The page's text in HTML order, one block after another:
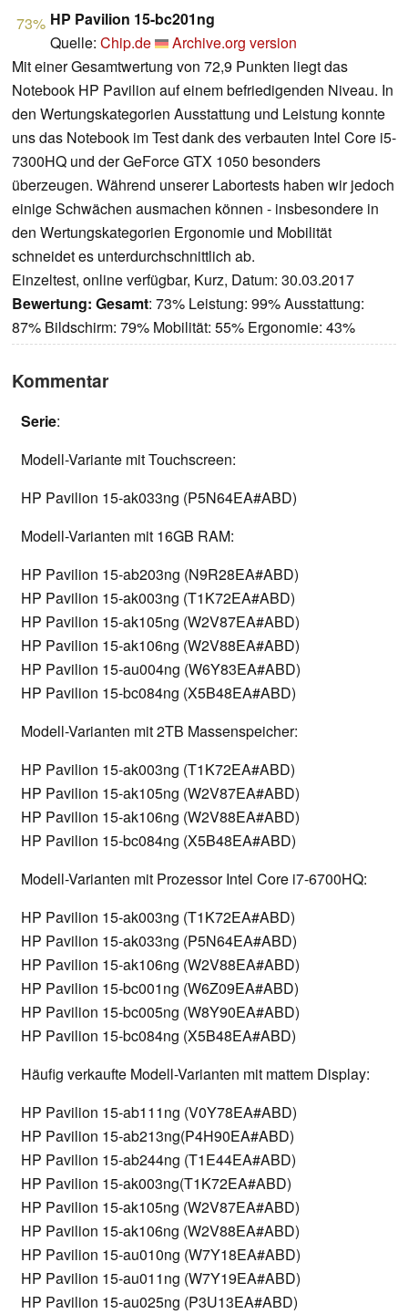
73% HP Pavilion 15-bc201ng
Quelle: Chip.de
Archive.org version
Mit einer Gesamtwertung von 72,9 Punkten liegt das
Notebook HP Pavilion auf einem befriedigenden Niveau. In
den Wertungskategorien Ausstattung und Leistung konnte
uns das Notebook im Test dank des verbauten Intel Core i5-
7300HQ und der GeForce GTX 1050 besonders
überzeugen. Während unserer Labortests haben wir jedoch
einige Schwächen ausmachen können - insbesondere in
den Wertungskategorien Ergonomie und Mobilität
schneidet es unterdurchschnittlich ab.
Einzeltest, online verfügbar, Kurz, Datum: 30.03.2017
Bewertung: Gesamt: 73% Leistung: 99% Ausstattung:
87% Bildschirm: 79% Mobilität: 55% Ergonomie: 43%
Kommentar
Serie:
Modell-Variante mit Touchscreen:
HP Pavilion 15-ak033ng (P5N64EA#ABD)
Modell-Varianten mit 16GB RAM:
HP Pavilion 15-ab203ng (N9R28EA#ABD)
HP Pavilion 15-ak003ng (T1K72EA#ABD)
HP Pavilion 15-ak105ng (W2V87EA#ABD)
HP Pavilion 15-ak106ng (W2V88EA#ABD)
HP Pavilion 15-au004ng (W6Y83EA#ABD)
HP Pavilion 15-bc084ng (X5B48EA#ABD)
Modell-Varianten mit 2TB Massenspeicher:
HP Pavilion 15-ak003ng (T1K72EA#ABD)
HP Pavilion 15-ak105ng (W2V87EA#ABD)
HP Pavilion 15-ak106ng (W2V88EA#ABD)
HP Pavilion 15-bc084ng (X5B48EA#ABD)
Modell-Varianten mit Prozessor Intel Core i7-6700HQ:
HP Pavilion 15-ak003ng (T1K72EA#ABD)
HP Pavilion 15-ak033ng (P5N64EA#ABD)
HP Pavilion 15-ak106ng (W2V88EA#ABD)
HP Pavilion 15-bc001ng (W6Z09EA#ABD)
HP Pavilion 15-bc005ng (W8Y90EA#ABD)
HP Pavilion 15-bc084ng (X5B48EA#ABD)
Häufig verkaufte Modell-Varianten mit mattem Display:
HP Pavilion 15-ab111ng (V0Y78EA#ABD)
HP Pavilion 15-ab213ng(P4H90EA#ABD)
HP Pavilion 15-ab244ng (T1E44EA#ABD)
HP Pavilion 15-ak003ng(T1K72EA#ABD)
HP Pavilion 15-ak105ng (W2V87EA#ABD)
HP Pavilion 15-ak106ng (W2V88EA#ABD)
HP Pavilion 15-au010ng (W7Y18EA#ABD)
HP Pavilion 15-au011ng (W7Y19EA#ABD)
HP Pavilion 15-au025ng (P3U13EA#ABD)